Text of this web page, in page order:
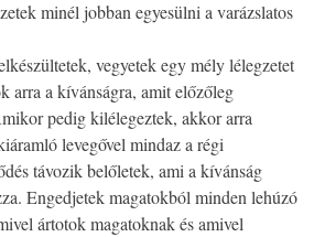
minél jobban egyesülni a varázslatos
vegyetek egy mély lélegzetet
arra a kívánságra, amit előzőleg
pedig kilélegeztek, akkor arra
levegővel mindaz a régi
távozik belőletek, ami a kívánság
Engedjetek magatokból minden lehúzó
ártotok magatoknak és amivel